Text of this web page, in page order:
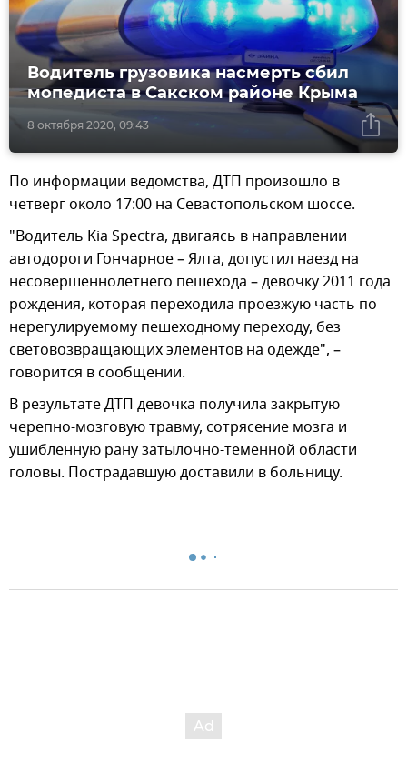
8 октября 2020, 09:43
Водитель грузовика насмерть сбил
мопедиста в Сакском районе Крыма
По информации ведомства, ДТП произошло в
четверг около 17:00 на Севастопольском шоссе.
"Водитель Kia Spectra, двигаясь в направлении
автодороги Гончарное – Ялта, допустил наезд на
несовершеннолетнего пешехода – девочку 2011 года
рождения, которая переходила проезжую часть по
нерегулируемому пешеходному переходу, без
световозвращающих элементов на одежде", –
говорится в сообщении.
В результате ДТП девочка получила закрытую
черепно-мозговую травму, сотрясение мозга и
ушибленную рану затылочно-теменной области
головы. Пострадавшую доставили в больницу.